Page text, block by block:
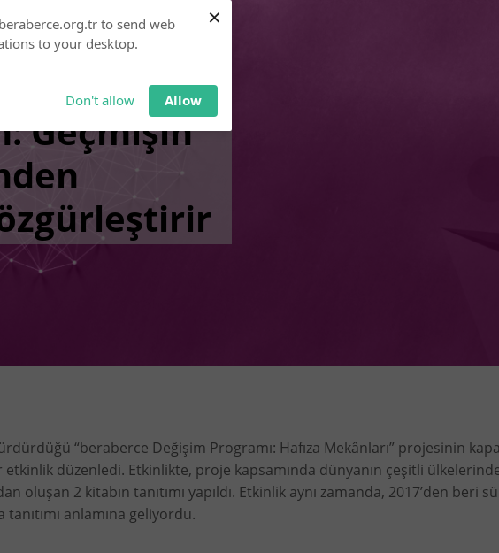
to send web
to your desktop.
Don't allow Allow
×
Geçmişin
“beraberce Değişim Programı: Hafıza Mekânları” projesinin
etkinlik düzenledi. Etkinlikte, proje kapsamında dünyanın çeşitli
oluşan 2 kitabın tanıtımı yapıldı. Etkinlik aynı zamanda, 2017’den beri
tanıtımı anlamına geliyordu.